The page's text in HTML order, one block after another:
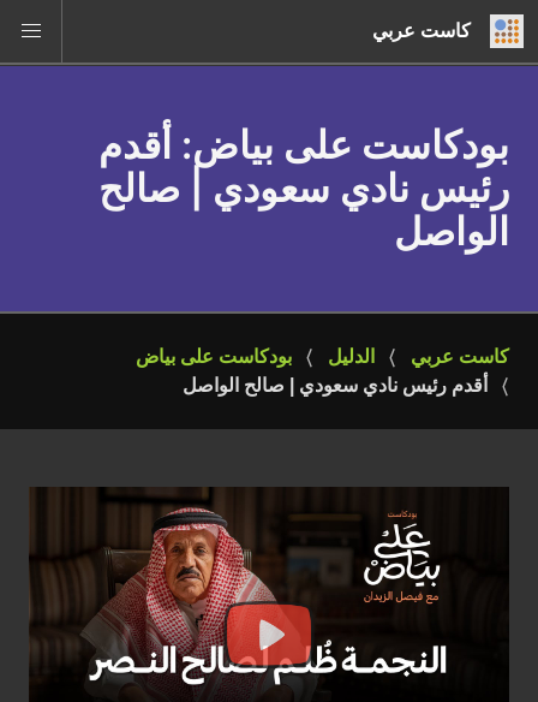
كاست عربي
بودكاست على بياض: أقدم
رئيس نادي سعودي | صالح
الواصل
كاست عربي الدليل
بودكاست على بياض
أقدم رئيس نادي سعودي | صالح الواصل